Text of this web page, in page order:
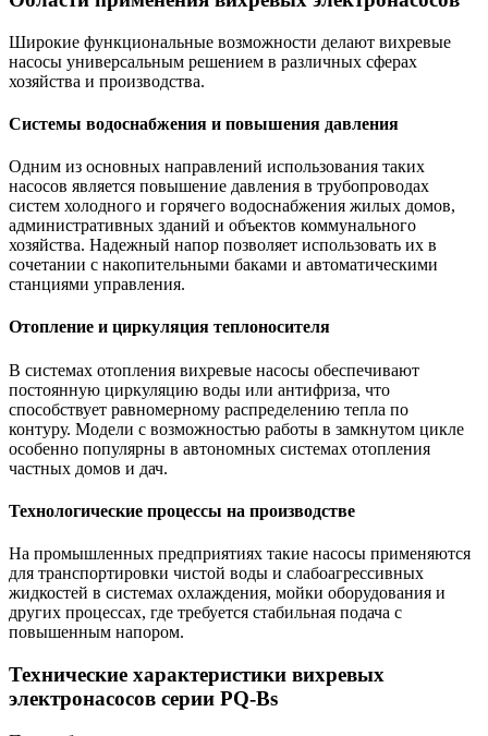
Широкие функциональные возможности делают вихревые
насосы универсальным решением в различных сферах
хозяйства и производства.
Системы водоснабжения и повышения давления
Одним из основных направлений использования таких
насосов является повышение давления в трубопроводах
систем холодного и горячего водоснабжения жилых домов,
административных зданий и объектов коммунального
хозяйства. Надежный напор позволяет использовать их в
сочетании с накопительными баками и автоматическими
станциями управления.
Отопление и циркуляция теплоносителя
В системах отопления вихревые насосы обеспечивают
постоянную циркуляцию воды или антифриза, что
способствует равномерному распределению тепла по
контуру. Модели с возможностью работы в замкнутом цикле
особенно популярны в автономных системах отопления
частных домов и дач.
Технологические процессы на производстве
На промышленных предприятиях такие насосы применяются
для транспортировки чистой воды и слабоагрессивных
жидкостей в системах охлаждения, мойки оборудования и
других процессах, где требуется стабильная подача с
повышенным напором.
Технические характеристики вихревых
электронасосов серии PQ-Bs